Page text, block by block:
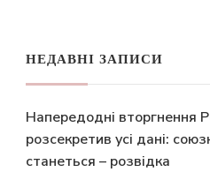
НЕДАВНІ ЗАПИСИ
Напередодні вторгнення
розсекретив усі дані:
станеться – розвідка